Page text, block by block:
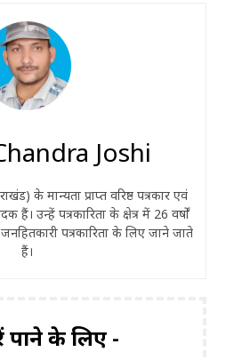
Joshi
के मान्यता प्राप्त वरिष्ठ पत्रकार एवं
हैं। उन्हें पत्रकारिता के क्षेत्र में 26 वर्षों
पत्रकारिता के लिए जाने जाते
हैं।
के लिए -